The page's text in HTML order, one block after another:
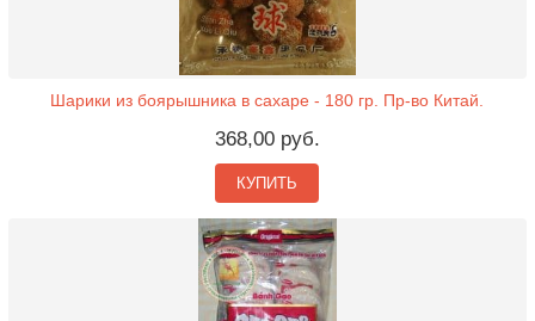
Шарики из боярышника в сахаре - 180 гр. Пр-во Китай.
368,00 руб.
КУПИТЬ